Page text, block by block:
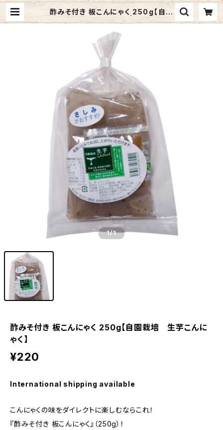
酢みそ付き 板こんにゃく 250g【自園
栽培 生芋こんにゃく】 | 生芋こんに
1/1
酢みそ付き 板こんにゃく 250g【自園栽培 生芋こんに
ゃく】
¥220
International shipping available
こんにゃくの味をダイレクトに楽しむならこれ！
『酢みそ付き 板こんにゃく』（250g）！